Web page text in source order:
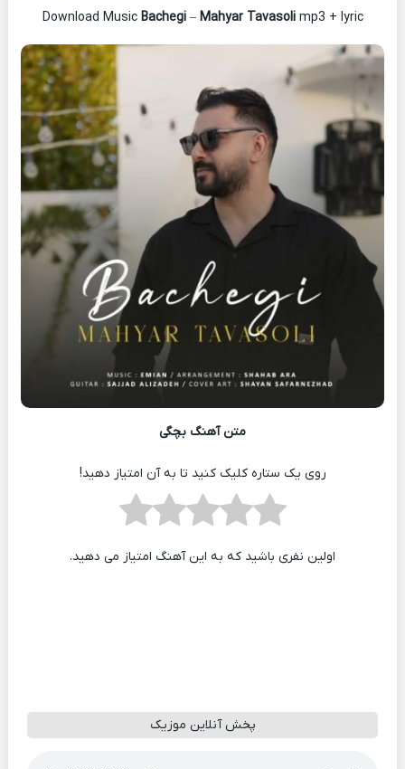
Download Music Bachegi– Mahyar Tavasolimp3 + lyric
متن آهنگ بچگی
روی یک ستاره کلیک کنید تا به آن امتیاز دهید!
اولین نفری باشید که به این آهنگ امتیاز می دهید.
پخش آنلاین موزیک